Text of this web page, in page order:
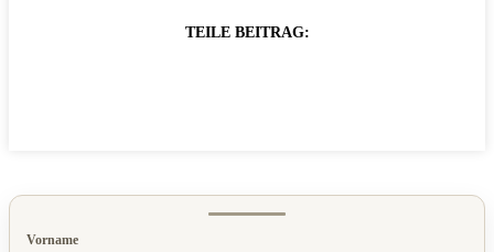
TEILE BEITRAG:
Vorname